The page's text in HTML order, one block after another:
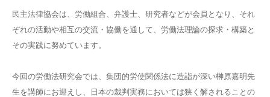
民主法律協会は、労働組合、弁護士、研究者などが会員となり、それ
ぞれの活動や相互の交流・協働を通して、労働法理論の探求・構築と
その実践に努めています。
今回の労働法研究会では、集団的労使関係法に造詣が深い榊原嘉明先
生を講師にお迎えし、日本の裁判実務においては狭く解されることの